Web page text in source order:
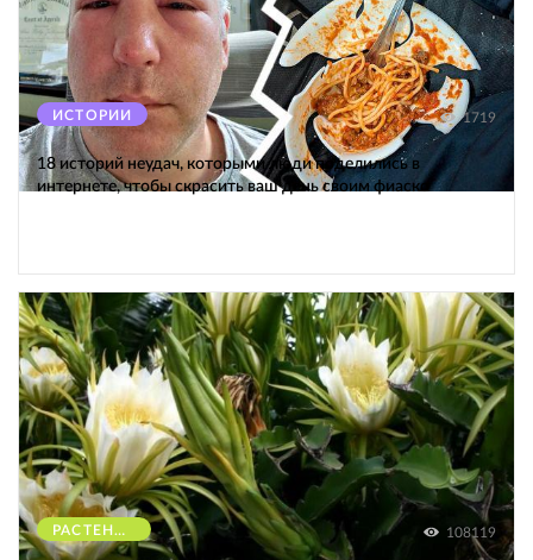
ИСТОРИИ 1719
18 историй неудач, которыми люди поделились в
интернете, чтобы скрасить ваш день своим фиаско
РАСТЕНИЯ 108119